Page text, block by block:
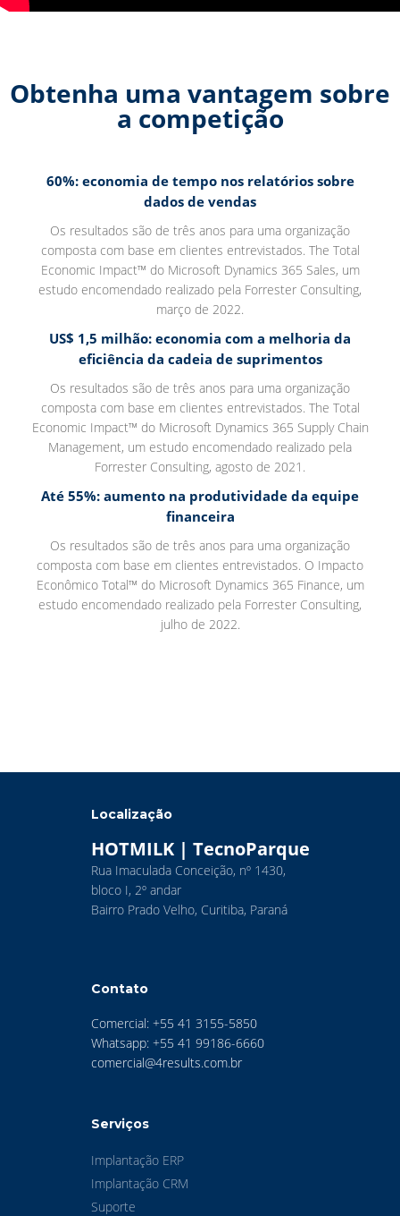
Obtenha uma vantagem sobre
a competição
60%: economia de tempo nos relatórios sobre
dados de vendas
Os resultados são de três anos para uma organização
composta com base em clientes entrevistados. The Total
Economic Impact™ do Microsoft Dynamics 365 Sales, um
estudo encomendado realizado pela Forrester Consulting,
março de 2022.
US$ 1,5 milhão: economia com a melhoria da
eficiência da cadeia de suprimentos
Os resultados são de três anos para uma organização
composta com base em clientes entrevistados. The Total
Economic Impact™ do Microsoft Dynamics 365 Supply Chain
Management, um estudo encomendado realizado pela
Forrester Consulting, agosto de 2021.
Até 55%: aumento na produtividade da equipe
financeira
Os resultados são de três anos para uma organização
composta com base em clientes entrevistados. O Impacto
Econômico Total™ do Microsoft Dynamics 365 Finance, um
estudo encomendado realizado pela Forrester Consulting,
julho de 2022.
Localização
HOTMILK | TecnoParque
Rua Imaculada Conceição, nº 1430,
bloco I, 2º andar
Bairro Prado Velho, Curitiba, Paraná
Contato
Comercial: +55 41 3155-5850
Whatsapp: +55 41 99186-6660
comercial@4results.com.br
Serviços
Implantação ERP
Implantação CRM
Suporte